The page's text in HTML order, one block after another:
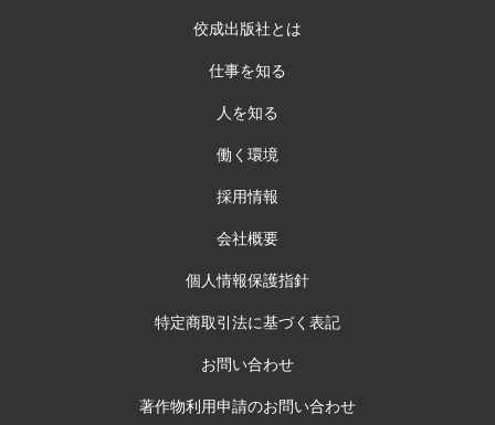
佼成出版社とは
仕事を知る
人を知る
働く環境
採用情報
会社概要
個人情報保護指針
特定商取引法に基づく表記
お問い合わせ
著作物利用申請のお問い合わせ